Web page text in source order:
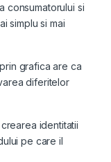
consumatorului si
simplu si mai
grafica are ca
diferitelor
identitatii
pe care il